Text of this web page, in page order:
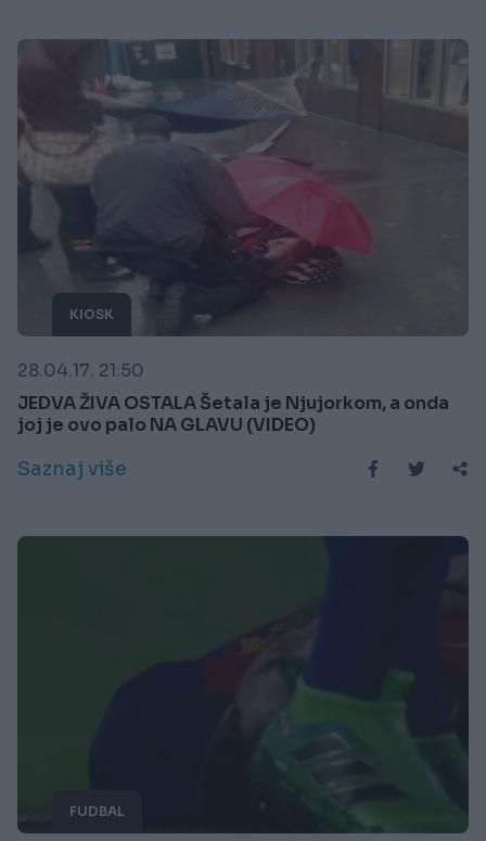
KIOSK
28.04.17. 21:50
JEDVA ŽIVA OSTALA Šetala je Njujorkom, a onda
joj je ovo palo NA GLAVU (VIDEO)
Saznaj više
FUDBAL